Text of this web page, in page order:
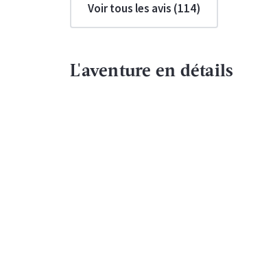
Voir tous les avis (114)
L'aventure en détails